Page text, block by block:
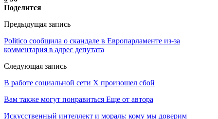
Поделится
Предыдущая запись
Politico сообщила о скандале в Европарламенте из-за
комментария в адрес депутата
Следующая запись
В работе социальной сети X произошел сбой
Вам также могут понравиться Еще от автора
Искусственный интеллект и мораль: кому мы доверим